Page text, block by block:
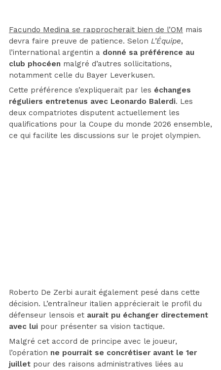
Facundo Medina se rapprocherait bien de l’OM mais
devra faire preuve de patience. Selon L’Équipe,
l’international argentin a donné sa préférence au
club phocéen malgré d’autres sollicitations,
notamment celle du Bayer Leverkusen.
Cette préférence s’expliquerait par les échanges
réguliers entretenus avec Leonardo Balerdi. Les
deux compatriotes disputent actuellement les
qualifications pour la Coupe du monde 2026 ensemble,
ce qui facilite les discussions sur le projet olympien.
Roberto De Zerbi aurait également pesé dans cette
décision. L’entraîneur italien apprécierait le profil du
défenseur lensois et aurait pu échanger directement
avec lui pour présenter sa vision tactique.
Malgré cet accord de principe avec le joueur,
l’opération ne pourrait se concrétiser avant le 1er
juillet pour des raisons administratives liées au